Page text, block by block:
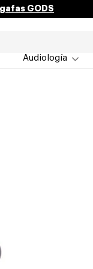
GODS
Audiología